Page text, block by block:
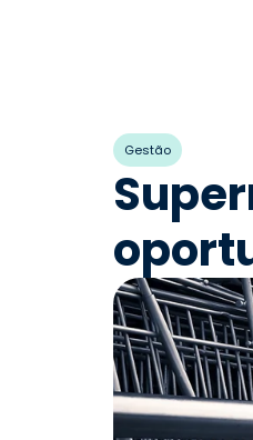
Gestão